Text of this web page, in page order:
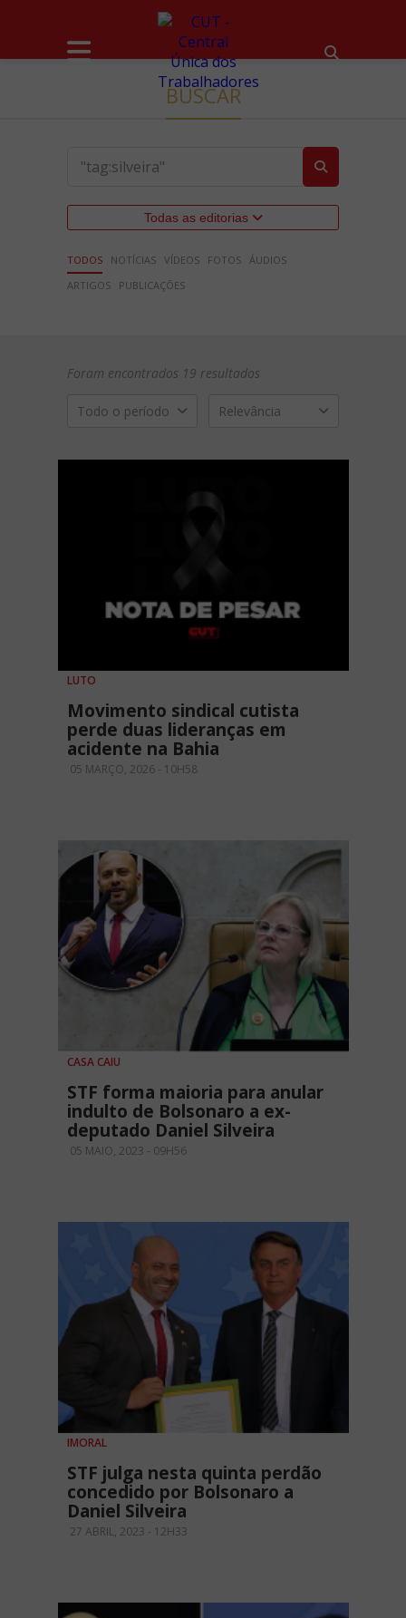
BUSCAR
Todas as editorias
TODOS NOTÍCIAS VÍDEOS FOTOS ÁUDIOS
ARTIGOS
PUBLICAÇÕES
Foram encontrados 19 resultados
Todo o período Relevância
LUTO
Movimento sindical cutista
perde duas lideranças em
acidente na Bahia
05 MARÇO, 2026 - 10H58
CASA CAIU
STF forma maioria para anular
indulto de Bolsonaro a ex-
deputado Daniel Silveira
05 MAIO, 2023 - 09H56
IMORAL
STF julga nesta quinta perdão
concedido por Bolsonaro a
Daniel Silveira
27 ABRIL, 2023 - 12H33